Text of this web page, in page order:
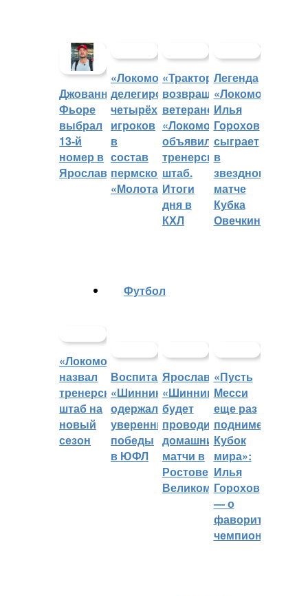
Джованни
Фьоре
выбрал
13-й
номер в
Ярославле
«Локомотив»
делегировал
четырёх
игроков
в
состав
пермского
«Молота»
«Трактор»
возвращает
ветеранов,
«Локомотив»
объявил
тренерский
штаб.
Итоги
дня в
КХЛ
Легенда
«Локомотива»
Илья
Горохов
сыграет
в
звездном
матче
Кубка
Овечкина
«Локомотив»
назвал
тренерский
штаб на
новый
сезон
Футбол
Воспитанники
«Шинника»
одержали
уверенные
победы
в ЮФЛ
Ярославский
«Шинник»
будет
проводить
домашние
матчи в
Ростове
Великом
«Пусть
Месси
еще раз
поднимет
Кубок
мира»:
Илья
Горохов
— о
фаворитах
чемпионата